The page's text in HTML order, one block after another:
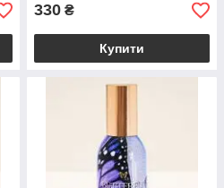
330 ₴
Купити